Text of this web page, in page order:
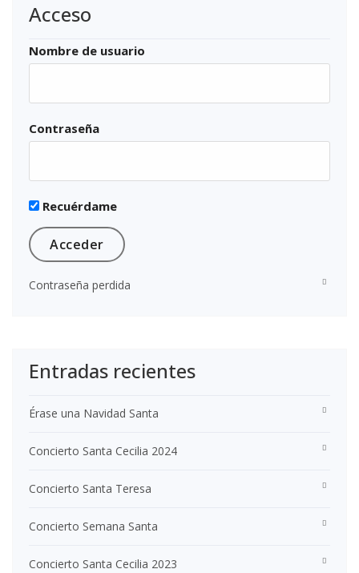
Acceso
Nombre de usuario
Contraseña
Recuérdame
Contraseña perdida
Entradas recientes
Érase una Navidad Santa
Concierto Santa Cecilia 2024
Concierto Santa Teresa
Concierto Semana Santa
Concierto Santa Cecilia 2023